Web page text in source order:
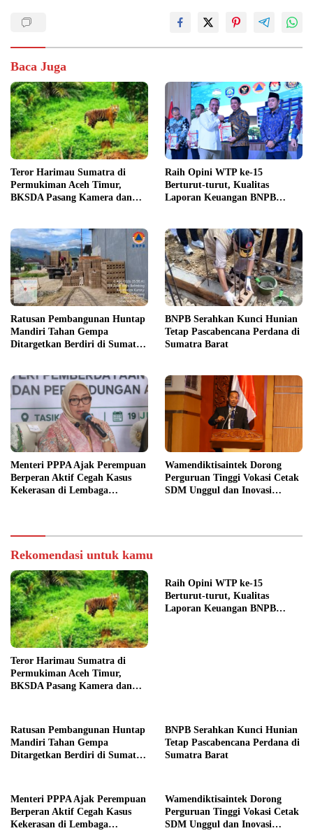
Baca Juga
Teror Harimau Sumatra di
Permukiman Aceh Timur,
BKSDA Pasang Kamera dan
Raih Opini WTP ke-15
Berturut-turut, Kualitas
Laporan Keuangan BNPB
Ratusan Pembangunan Huntap
Mandiri Tahan Gempa
Ditargetkan Berdiri di Sumatra
BNPB Serahkan Kunci Hunian
Tetap Pascabencana Perdana di
Sumatra Barat
Menteri PPPA Ajak Perempuan
Berperan Aktif Cegah Kasus
Kekerasan di Lembaga
Wamendiktisaintek Dorong
Perguruan Tinggi Vokasi Cetak
SDM Unggul dan Inovasi
Rekomendasi untuk kamu
Teror Harimau Sumatra di
Permukiman Aceh Timur,
BKSDA Pasang Kamera dan
Raih Opini WTP ke-15
Berturut-turut, Kualitas
Laporan Keuangan BNPB
Ratusan Pembangunan Huntap
Mandiri Tahan Gempa
Ditargetkan Berdiri di Sumatra
BNPB Serahkan Kunci Hunian
Tetap Pascabencana Perdana di
Sumatra Barat
Menteri PPPA Ajak Perempuan
Berperan Aktif Cegah Kasus
Kekerasan di Lembaga
Wamendiktisaintek Dorong
Perguruan Tinggi Vokasi Cetak
SDM Unggul dan Inovasi